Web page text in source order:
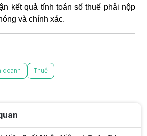
kết quả tính toán số thuế phải nộp
và chính xác.
doanh Thuế